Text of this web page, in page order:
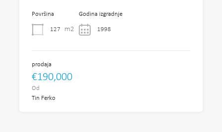
Površina
127 m2
Godina izgradnje
1998
prodaja
€190,000
Od
Tin Ferko